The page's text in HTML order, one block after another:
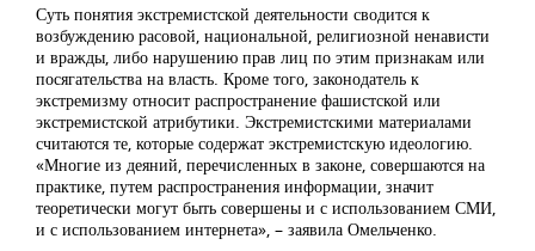
Суть понятия экстремистской деятельности сводится к
возбуждению расовой, национальной, религиозной ненависти
и вражды, либо нарушению прав лиц по этим признакам или
посягательства на власть. Кроме того, законодатель к
экстремизму относит распространение фашистской или
экстремистской атрибутики. Экстремистскими материалами
считаются те, которые содержат экстремистскую идеологию.
«Многие из деяний, перечисленных в законе, совершаются на
практике, путем распространения информации, значит
теоретически могут быть совершены и с использованием СМИ,
и с использованием интернета», – заявила Омельченко.